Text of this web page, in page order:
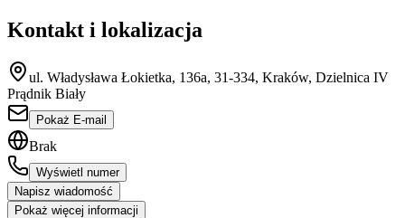
Kontakt i lokalizacja
ul. Władysława Łokietka, 136a, 31-334, Kraków, Dzielnica IV
Prądnik Biały
Pokaż E-mail
Brak
Wyświetl numer
Napisz wiadomość
Pokaż więcej informacji